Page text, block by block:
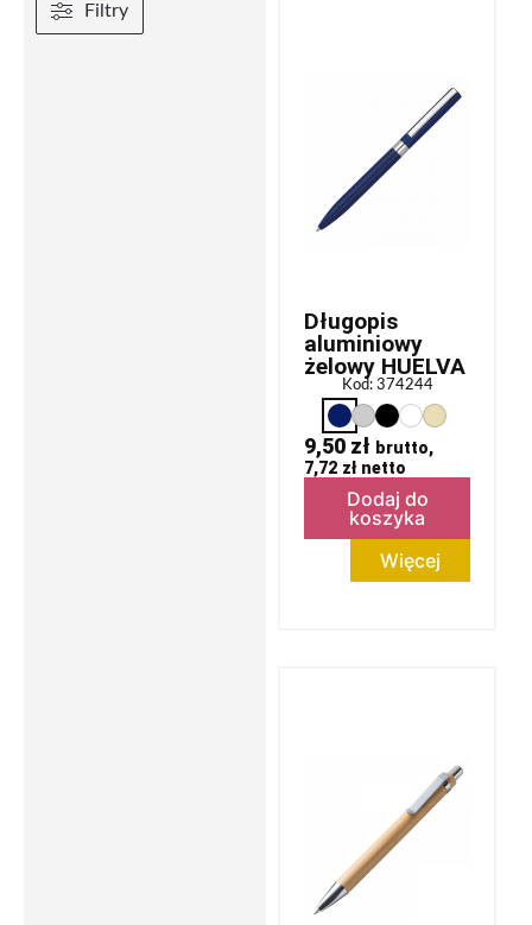
Filtry
Długopis
aluminiowy
żelowy HUELVA
Kod: 374244
9,50 zł brutto,
7,72 złnetto
Dodaj do
koszyka
Więcej